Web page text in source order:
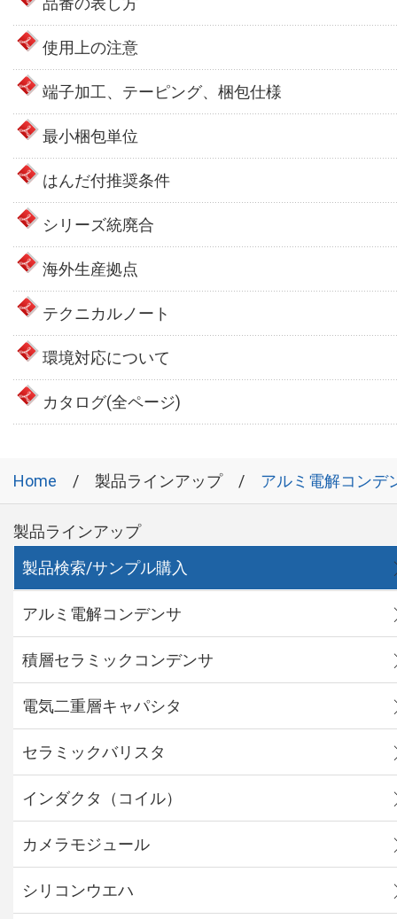
使用上の注意
端子加工、テーピング、梱包仕様
最小梱包単位
はんだ付推奨条件
シリーズ統廃合
海外生産拠点
テクニカルノート
環境対応について
カタログ(全ページ)
Home 製品ラインアップ アルミ電解コンデ
製品ラインアップ
製品検索/サンプル購入
アルミ電解コンデンサ
積層セラミックコンデンサ
電気二重層キャパシタ
セラミックバリスタ
インダクタ（コイル）
カメラモジュール
シリコンウエハ